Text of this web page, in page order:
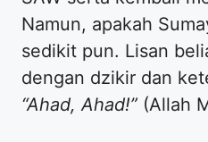
Namun, apakah
sedikit pun. Lisan
dengan dzikir dan
“Ahad, Ahad!” (Allah